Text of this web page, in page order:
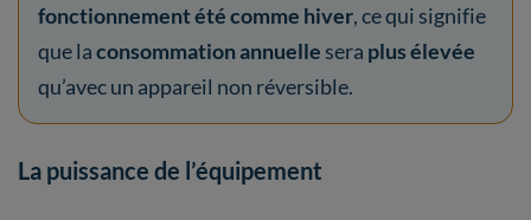
fonctionnement été comme hiver, ce qui signifie
que laconsommation annuelle sera plus élevée
qu’avec un appareil non réversible.
La puissance de l’équipement